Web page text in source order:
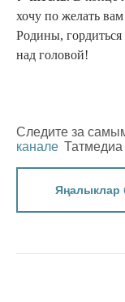
хочу по желать
Родины,
над головой!
Следите за
канале Татмедиа
Яңалыклар